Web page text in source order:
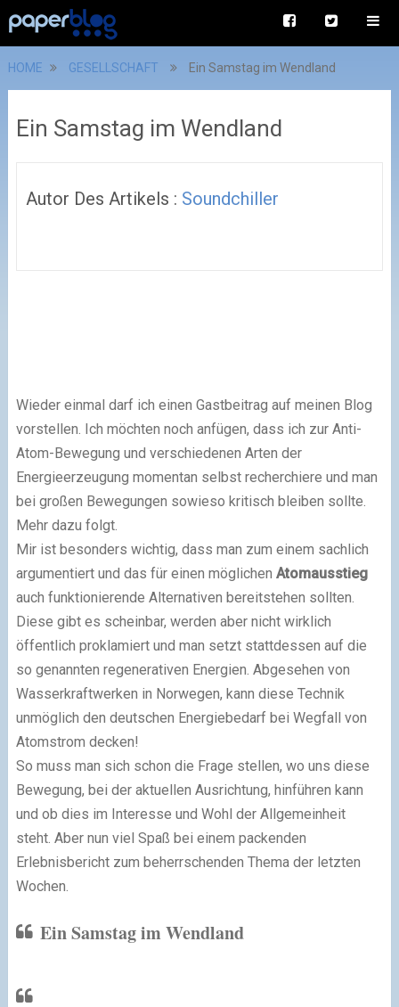
HOME GESELLSCHAFT Ein Samstag im Wendland
Ein Samstag im Wendland
Autor Des Artikels : Soundchiller
Wieder einmal darf ich einen Gastbeitrag auf meinen Blog
vorstellen. Ich möchten noch anfügen, dass ich zur Anti-
Atom-Bewegung und verschiedenen Arten der
Energieerzeugung momentan selbst recherchiere und man
bei großen Bewegungen sowieso kritisch bleiben sollte.
Mehr dazu folgt.
Mir ist besonders wichtig, dass man zum einem sachlich
argumentiert und das für einen möglichen Atomausstieg
auch funktionierende Alternativen bereitstehen sollten.
Diese gibt es scheinbar, werden aber nicht wirklich
öffentlich proklamiert und man setzt stattdessen auf die
so genannten regenerativen Energien. Abgesehen von
Wasserkraftwerken in Norwegen, kann diese Technik
unmöglich den deutschen Energiebedarf bei Wegfall von
Atomstrom decken!
So muss man sich schon die Frage stellen, wo uns diese
Bewegung, bei der aktuellen Ausrichtung, hinführen kann
und ob dies im Interesse und Wohl der Allgemeinheit
steht. Aber nun viel Spaß bei einem packenden
Erlebnisbericht zum beherrschenden Thema der letzten
Wochen.
Ein Samstag im Wendland